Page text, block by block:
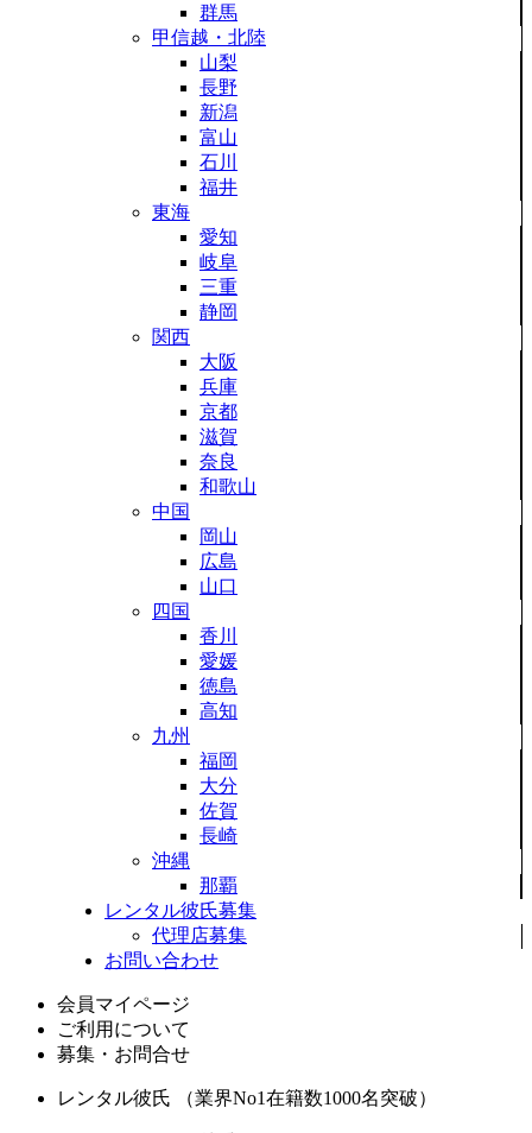
群馬
甲信越・北陸
山梨
長野
新潟
富山
石川
福井
東海
愛知
岐阜
三重
静岡
関西
大阪
兵庫
京都
滋賀
奈良
和歌山
中国
岡山
広島
山口
四国
香川
愛媛
徳島
高知
九州
福岡
大分
佐賀
長崎
沖縄
那覇
レンタル彼氏募集
代理店募集
お問い合わせ
会員マイページ
ご利用について
募集・お問合せ
レンタル彼氏 （業界No1在籍数1000名突破）